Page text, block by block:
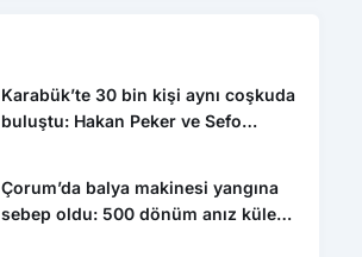
Karabük’te 30 bin kişi aynı coşkuda
buluştu: Hakan Peker ve Sefo
Çorum’da balya makinesi yangına
sebep oldu: 500 dönüm anız küle